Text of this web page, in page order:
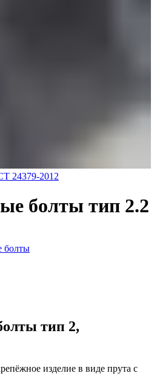
24379-2012
болты тип 2.2
болты
тип 2,
изделие в виде прута с